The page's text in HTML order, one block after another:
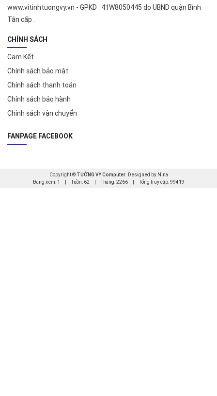
www.vitinhtuongvy.vn - GPKD : 41W8050445 do UBND quận Bình
Tân cấp .
CHÍNH SÁCH
Cam Kết
Chính sách bảo mật
Chính sách thanh toán
Chính sách bảo hành
Chính sách vận chuyển
FANPAGE FACEBOOK
Copyright © TƯỜNG VY Computer. Designed by Nina
Đang xem: 1
Tuần: 62 Tháng: 2266 Tổng truy cập: 99419